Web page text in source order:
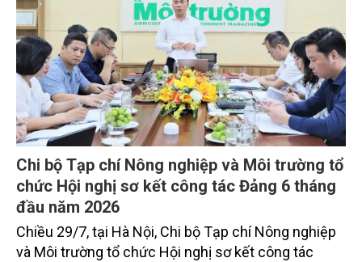
đổi khí hậu.
Chi bộ Tạp chí Nông nghiệp và Môi trường tổ
chức Hội nghị sơ kết công tác Đảng 6 tháng
đầu năm 2026
Chiều 29/7, tại Hà Nội, Chi bộ Tạp chí Nông nghiệp
và Môi trường tổ chức Hội nghị sơ kết công tác